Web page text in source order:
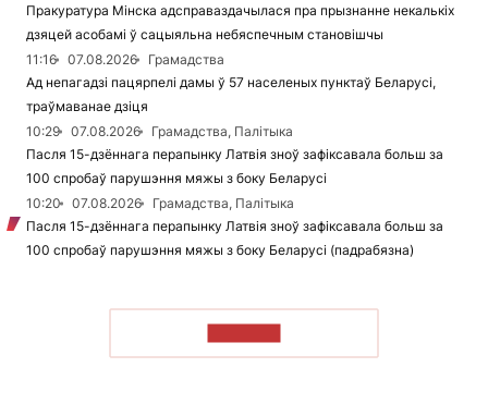
Пракуратура Мінска адсправаздачылася пра прызнанне некалькіх
дзяцей асобамі ў сацыяльна небяспечным становішчы
11:16
07.08.2026
Грамадства
Ад непагадзі пацярпелі дамы ў 57 населеных пунктаў Беларусі,
траўмаванае дзіця
10:29
07.08.2026
Грамадства, Палітыка
Пасля 15-дзённага перапынку Латвія зноў зафіксавала больш за
100 спробаў парушэння мяжы з боку Беларусі
10:20
07.08.2026
Грамадства, Палітыка
Пасля 15-дзённага перапынку Латвія зноў зафіксавала больш за
100 спробаў парушэння мяжы з боку Беларусі (падрабязна)